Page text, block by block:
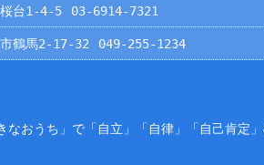
桜台1-4-5 03-6914-7321
鶴馬2-17-32 049-255-1234
おうち」で「自立」「自律」「自己肯定